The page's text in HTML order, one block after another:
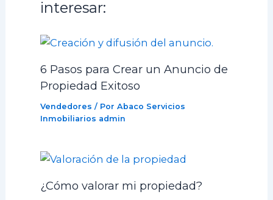
interesar:
6 Pasos para Crear un Anuncio de
Propiedad Exitoso
Vendedores / Por Abaco Servicios
Inmobiliarios admin
¿Cómo valorar mi propiedad?